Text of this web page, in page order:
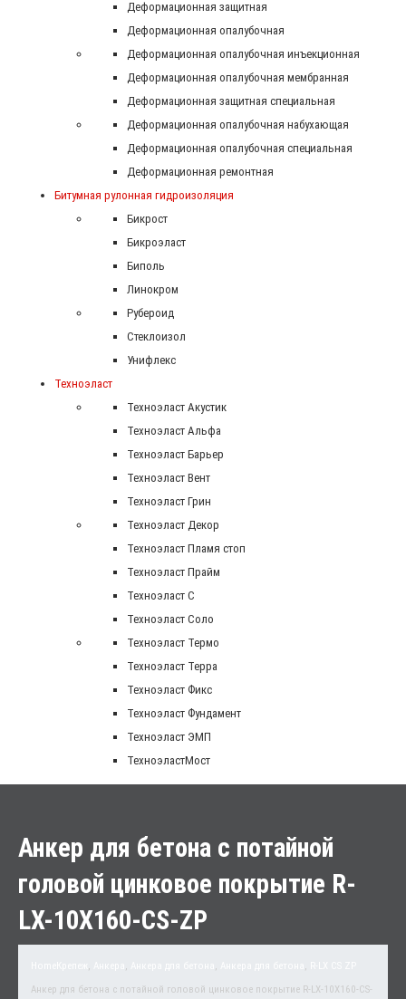
Деформационная защитная
Деформационная опалубочная
Деформационная опалубочная инъекционная
Деформационная опалубочная мембранная
Деформационная защитная специальная
Деформационная опалубочная набухающая
Деформационная опалубочная специальная
Деформационная ремонтная
Битумная рулонная гидроизоляция
Бикрост
Бикроэласт
Биполь
Линокром
Рубероид
Стеклоизол
Унифлекс
Техноэласт
Техноэласт Акустик
Техноэласт Альфа
Техноэласт Барьер
Техноэласт Вент
Техноэласт Грин
Техноэласт Декор
Техноэласт Пламя стоп
Техноэласт Прайм
Техноэласт С
Техноэласт Соло
Техноэласт Термо
Техноэласт Терра
Техноэласт Фикс
Техноэласт Фундамент
Техноэласт ЭМП
ТехноэластМост
Анкер для бетона с потайной
головой цинковое покрытие R-
LX-10X160-CS-ZP
, , , ,
Анкер для бетона с потайной головой цинковое покрытие R-LX-10X160-CS-